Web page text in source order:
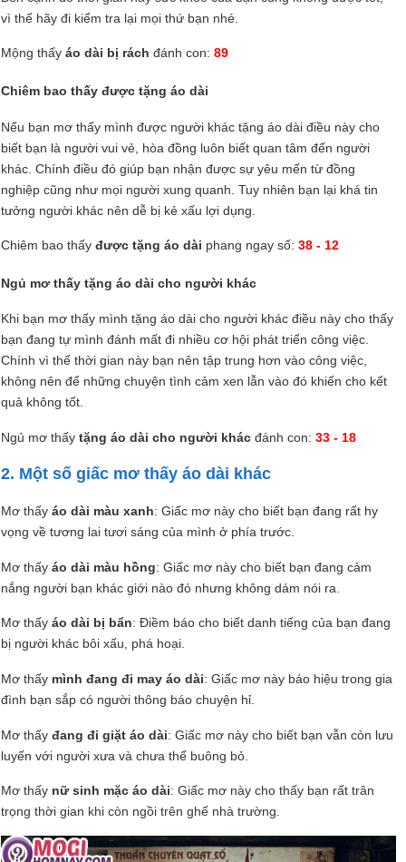
vì thế hãy đi kiểm tra lại mọi thứ bạn nhé.
Mộng thấy áo dài bị rách đánh con: 89
Chiêm bao thấy được tặng áo dài
Nếu bạn mơ thấy mình được người khác tặng áo dài điều này cho
biết bạn là người vui vẻ, hòa đồng luôn biết quan tâm đến người
khác. Chính điều đó giúp bạn nhận được sự yêu mến từ đồng
nghiệp cũng như mọi người xung quanh. Tuy nhiên bạn lại khá tin
tưởng người khác nên dễ bị kẻ xấu lợi dụng.
Chiêm bao thấy được tặng áo dài phang ngay số: 38 - 12
Ngủ mơ thấy tặng áo dài cho người khác
Khi bạn mơ thấy mình tặng áo dài cho người khác điều này cho thấy
bạn đang tự mình đánh mất đi nhiều cơ hội phát triển công việc.
Chính vì thế thời gian này bạn nên tập trung hơn vào công việc,
không nên để những chuyện tình cảm xen lẫn vào đó khiến cho kết
quả không tốt.
Ngủ mơ thấy tặng áo dài cho người khác đánh con: 33 - 18
2. Một số giấc mơ thấy áo dài khác
Mơ thấy áo dài màu xanh: Giấc mơ này cho biết bạn đang rất hy
vọng về tương lai tươi sáng của mình ở phía trước.
Mơ thấy áo dài màu hồng: Giấc mơ này cho biết bạn đang cảm
nắng người bạn khác giới nào đó nhưng không dám nói ra.
Mơ thấy áo dài bị bẩn: Điềm báo cho biết danh tiếng của bạn đang
bị người khác bôi xấu, phá hoại.
Mơ thấy mình đang đi may áo dài: Giấc mơ này báo hiệu trong gia
đình bạn sắp có người thông báo chuyện hỉ.
Mơ thấy đang đi giặt áo dài: Giấc mơ này cho biết bạn vẫn còn lưu
luyến với người xưa và chưa thể buông bỏ.
Mơ thấy nữ sinh mặc áo dài: Giấc mơ này cho thấy bạn rất trân
trọng thời gian khi còn ngồi trên ghế nhà trường.